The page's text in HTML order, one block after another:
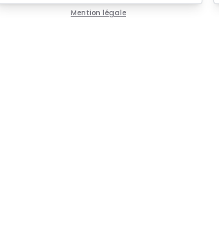
Mention légale